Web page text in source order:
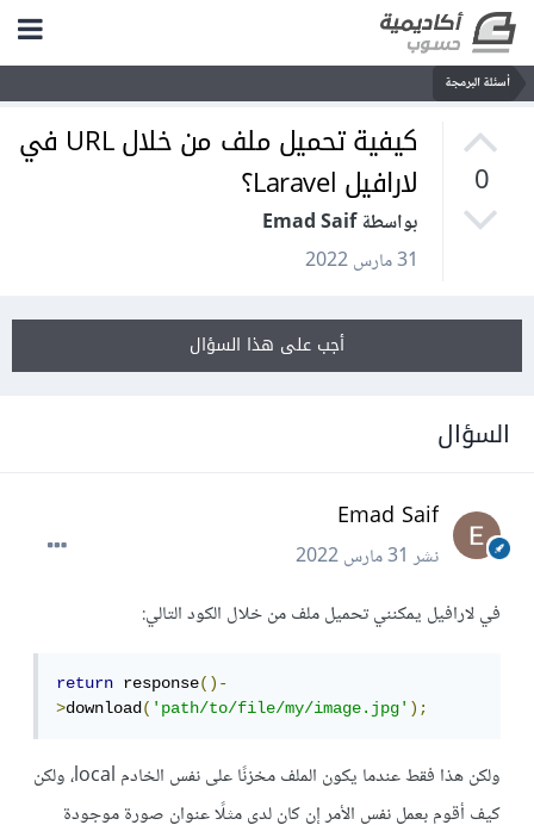
أسئلة البرمجة
0
كيفية تحميل ملف من خلال URL في
لارافيل Laravel؟
بواسطة Emad Saif
31 مارس 2022
أجب على هذا السؤال
السؤال
Emad Saif
نشر31 مارس 2022
في لارافيل يمكنني تحميل ملف من خلال الكود التالي:
return response()-
>download('path/to/file/my/image.jpg');
ولكن هذا فقط عندما يكون الملف مخزنًا على نفس الخادم local، ولكن
كيف أقوم بعمل نفس الأمر إن كان لدي مثلًا عنوان صورة موجودة